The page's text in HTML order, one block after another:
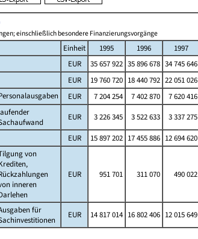
einschließlich besondere Finanzierungsvorgänge
Einheit 1995 1996 1997
EUR 35 657 922 35 896 678 34 745 646
EUR 19 760 720 18 440 792 22 051 026
EUR 7 204 254 7 402 870 7 620 416
EUR 3 226 345 3 522 633 3 337 275
EUR 15 897 202 17 455 886 12 694 620
von
inneren
EUR 951 701 311 070 490 022
für
EUR 14 817 014 16 802 406 12 015 649